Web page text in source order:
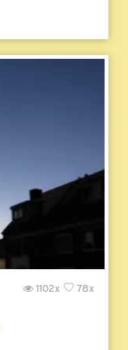
78x
1102x